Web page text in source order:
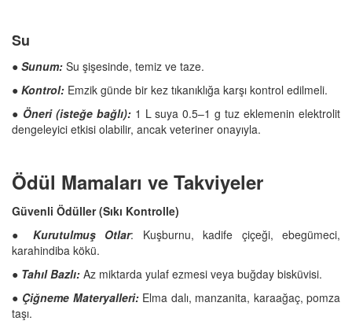
Su
● Sunum: Su şişesinde, temiz ve taze.
● Kontrol: Emzik günde bir kez tıkanıklığa karşı kontrol edilmeli.
● Öneri (isteğe bağlı):1 L suya 0.5–1 g tuz eklemenin elektrolit
dengeleyici etkisi olabilir, ancak veteriner onayıyla.
Ödül Mamaları ve Takviyeler
Güvenli Ödüller (Sıkı Kontrolle)
● Kurutulmuş Otlar: Kuşburnu, kadife çiçeği, ebegümeci,
karahindiba kökü.
● Tahıl Bazlı: Az miktarda yulaf ezmesi veya buğday bisküvisi.
● Çiğneme Materyalleri:Elma dalı, manzanita, karaağaç, pomza
taşı.